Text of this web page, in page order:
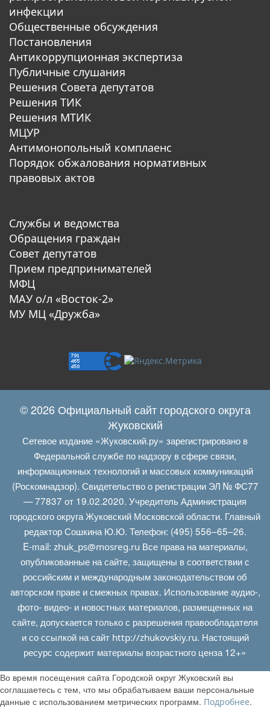
инфекции
Общественные обсуждения
Постановления
Антикоррупционная экспертиза
Публичные слушания
Решения Совета депутатов
Решения ТИК
Решения МТИК
МЦУР
Антимонопольный комплаенс
Порядок обжалования нормативных
правовых актов
Службы и ведомства
Обращения граждан
Совет депутатов
Прием предпринимателей
МФЦ
МАУ о/л «Восток-2»
МУ МЦ «Дружба»
© 2026 Официальный сайт городского округа
Жуковский
Сетевое издание «Жуковский.ру» зарегистрировано в
Федеральной службе по надзору в сфере связи,
информационных технологий и массовых коммуникаций
(Роскомнадзор). Свидетельство о регистрации ЭЛ № ФС77
— 77837 от 19.02.2020. Учредитель Администрация
городского округа Жуковский Московской области. Главный
редактор Сошкина Ю.Ю. Телефон: (495) 556–65–26.
E‑mail: zhuk_ps@mosreg.ruВсе права на материалы,
опубликованные на сайте, защищены в соответствии с
российским и международным законодательством об
авторском праве и смежных правах. Использование аудио-,
фото- видео- и новостных материалов, размещенных на
сайте, допускается только с разрешения правообладателя
и со ссылкой на сайт http://zhukovskiy.ru. Настоящий
ресурс содержит материалы возрастного ценза 12+»
Во время посещения сайта Городской округ Жуковский вы
соглашаетесь с тем, что мы обрабатываем ваши персональные
данные с использованием метрических программ. Подробнее.